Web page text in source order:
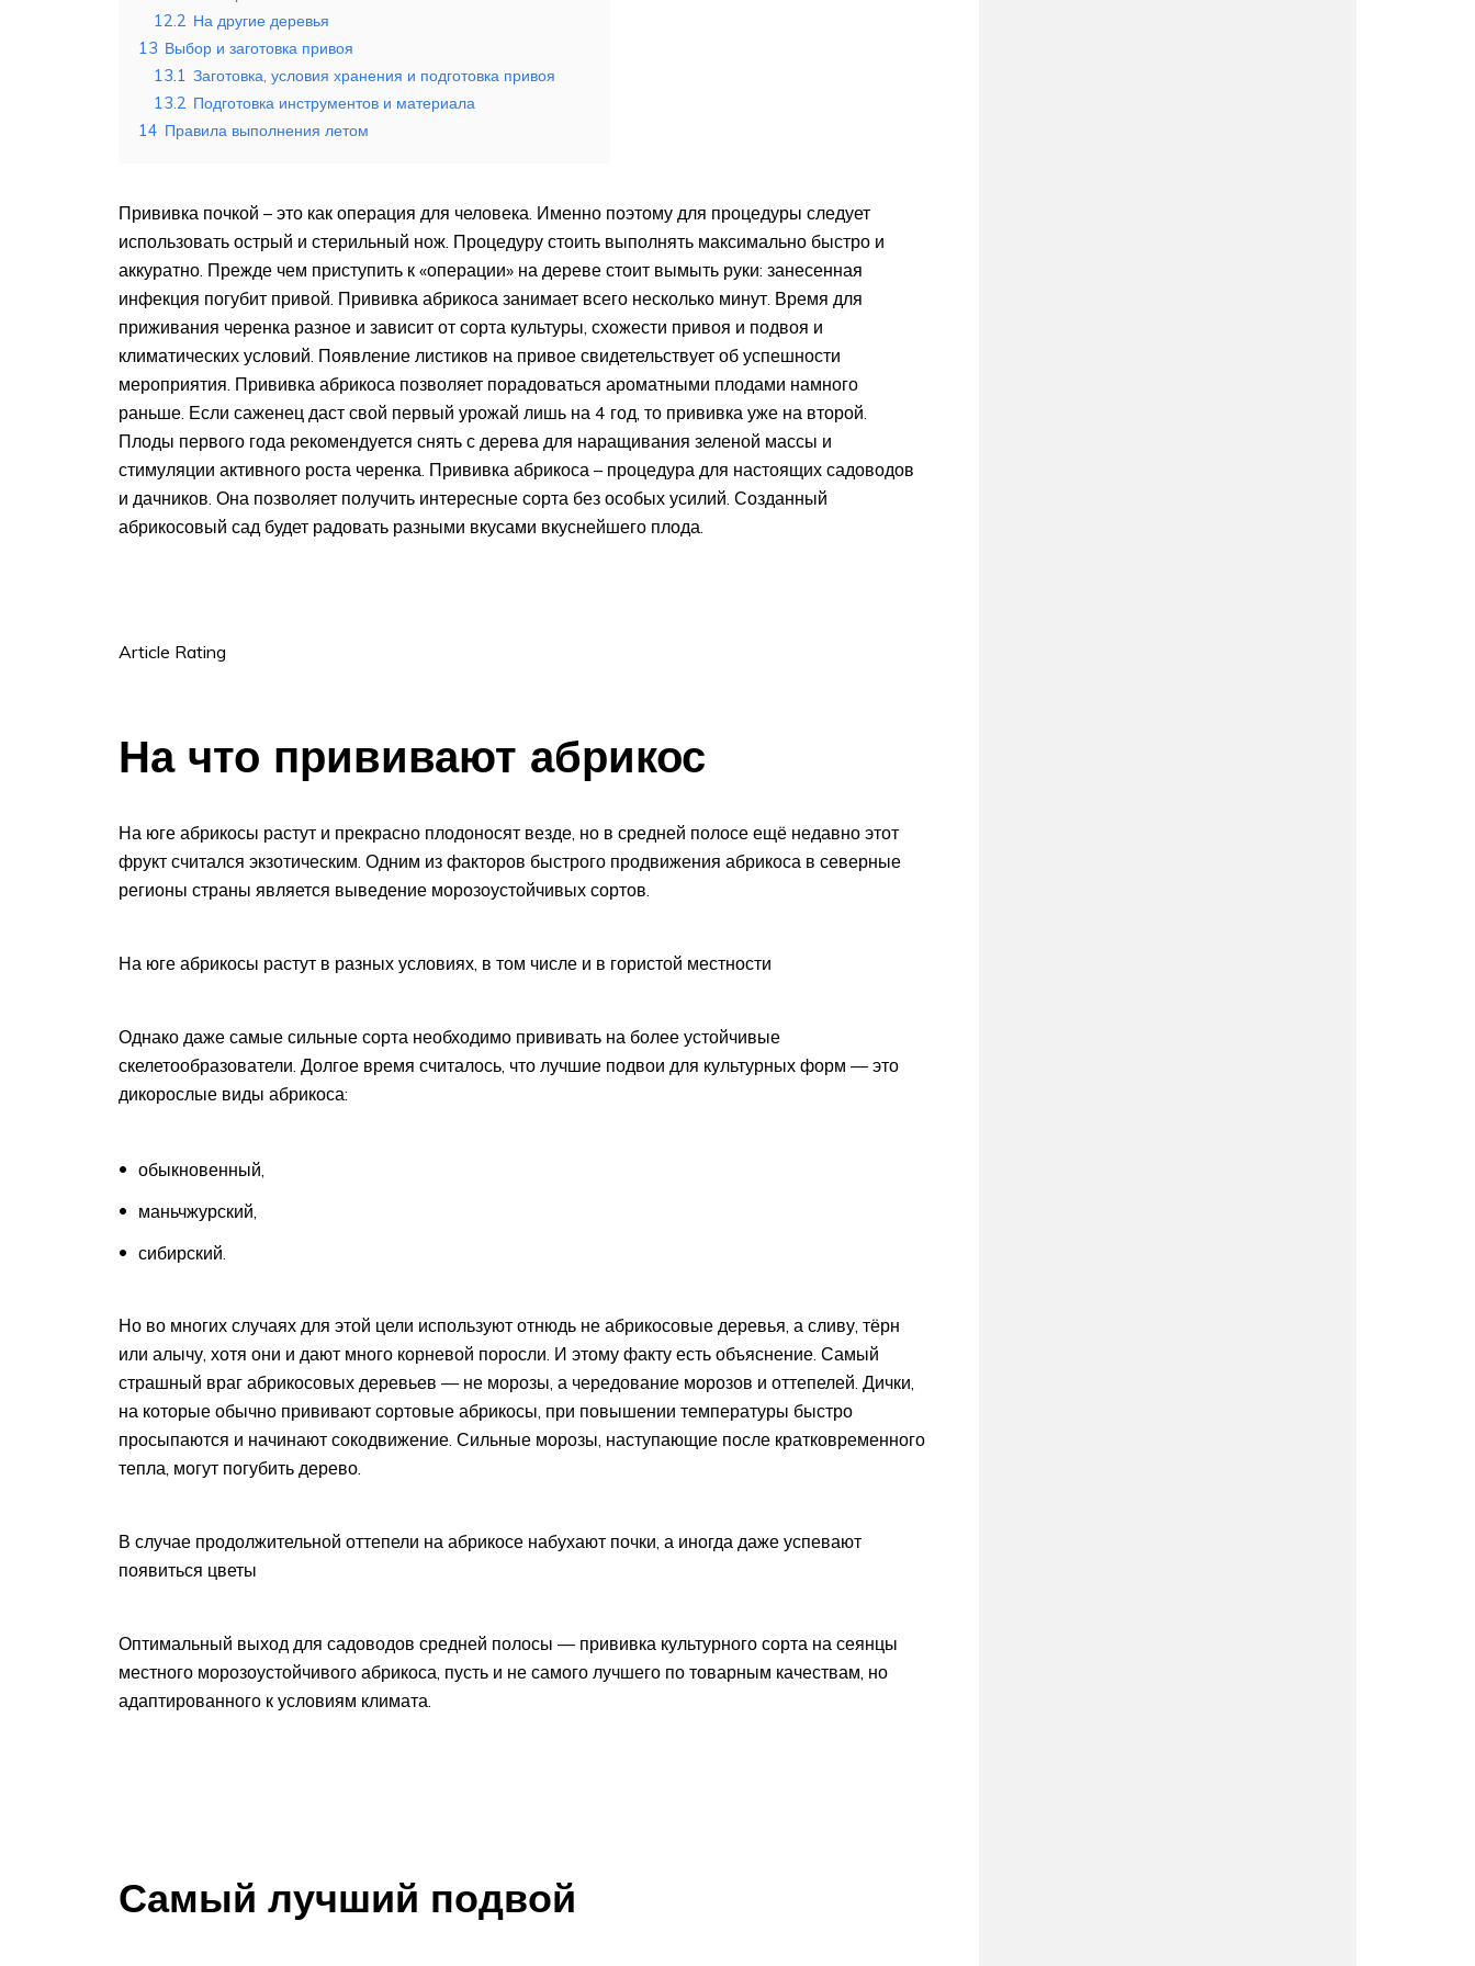
12.2 На другие деревья
13 Выбор и заготовка привоя
13.1 Заготовка, условия хранения и подготовка привоя
13.2 Подготовка инструментов и материала
14 Правила выполнения летом
Прививка почкой – это как операция для человека. Именно поэтому для процедуры следует
использовать острый и стерильный нож. Процедуру стоить выполнять максимально быстро и
аккуратно. Прежде чем приступить к «операции» на дереве стоит вымыть руки: занесенная
инфекция погубит привой. Прививка абрикоса занимает всего несколько минут. Время для
приживания черенка разное и зависит от сорта культуры, схожести привоя и подвоя и
климатических условий. Появление листиков на привое свидетельствует об успешности
мероприятия. Прививка абрикоса позволяет порадоваться ароматными плодами намного
раньше. Если саженец даст свой первый урожай лишь на 4 год, то прививка уже на второй.
Плоды первого года рекомендуется снять с дерева для наращивания зеленой массы и
стимуляции активного роста черенка. Прививка абрикоса – процедура для настоящих садоводов
и дачников. Она позволяет получить интересные сорта без особых усилий. Созданный
абрикосовый сад будет радовать разными вкусами вкуснейшего плода.
Article Rating
На что прививают абрикос
На юге абрикосы растут и прекрасно плодоносят везде, но в средней полосе ещё недавно этот
фрукт считался экзотическим. Одним из факторов быстрого продвижения абрикоса в северные
регионы страны является выведение морозоустойчивых сортов.
На юге абрикосы растут в разных условиях, в том числе и в гористой местности
Однако даже самые сильные сорта необходимо прививать на более устойчивые
скелетообразователи. Долгое время считалось, что лучшие подвои для культурных форм — это
дикорослые виды абрикоса:
обыкновенный,
маньчжурский,
сибирский.
Но во многих случаях для этой цели используют отнюдь не абрикосовые деревья, а сливу, тёрн
или алычу, хотя они и дают много корневой поросли. И этому факту есть объяснение. Самый
страшный враг абрикосовых деревьев — не морозы, а чередование морозов и оттепелей. Дички,
на которые обычно прививают сортовые абрикосы, при повышении температуры быстро
просыпаются и начинают сокодвижение. Сильные морозы, наступающие после кратковременного
тепла, могут погубить дерево.
В случае продолжительной оттепели на абрикосе набухают почки, а иногда даже успевают
появиться цветы
Оптимальный выход для садоводов средней полосы — прививка культурного сорта на сеянцы
местного морозоустойчивого абрикоса, пусть и не самого лучшего по товарным качествам, но
адаптированного к условиям климата.
Самый лучший подвой